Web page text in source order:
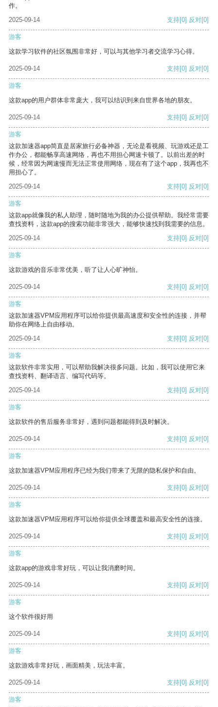
作。
2025-09-14
支持[0] 反对[0]
游客
这款学习软件的社区氛围非常好，可以与其他学习者交流学习心得。
2025-09-14 支持[0] 反对[0]
游客
这款app的用户群体非常庞大，我可以结识到来自世界各地的朋友。
2025-09-14 支持[0] 反对[0]
游客
这款加速器app简直是居家旅行必备神器，无论是看视频、玩游戏还是工
作办公，都能畅享高速网络，再也不用担心网速卡顿了。以前出差的时
候，经常因为网速慢而无法正常使用网络，现在有了这个app，我再也不
用担心了。
2025-09-14
支持[0] 反对[0]
游客
这款app就像我的私人助理，随时随地为我的办公提供帮助。我经常需要
查找资料，这款app的搜索功能非常强大，能够快速找到我需要的信息。
2025-09-14
支持[0] 反对[0]
游客
这款游戏的音乐非常优美，听了让人心旷神怡。
2025-09-14 支持[0] 反对[0]
游客
这款加速器VPM应用程序可以给你提供最高速度和安全性的连接，并帮
助你在网络上自由移动。
2025-09-14
支持[0] 反对[0]
游客
这款软件非常实用，可以帮助我解决很多问题。比如，我可以使用它来
查找资料、翻译语言、编写代码等。
2025-09-14
支持[0] 反对[0]
游客
这款软件的售后服务非常好，遇到问题都能得到及时解决。
2025-09-14 支持[0] 反对[0]
游客
这款加速器VPM应用程序已经为我们带来了无限的隐私保护和自由。
2025-09-14 支持[0] 反对[0]
游客
这款加速器VPM应用程序可以给你提供全球覆盖和最高安全性的连接。
2025-09-14 支持[0] 反对[0]
游客
这款app的游戏非常好玩，可以让我消磨时间。
2025-09-14 支持[0] 反对[0]
游客
这个软件很好用
2025-09-14 支持[0] 反对[0]
游客
这款游戏非常好玩，画面精美，玩法丰富。
2025-09-14 支持[0] 反对[0]
游客